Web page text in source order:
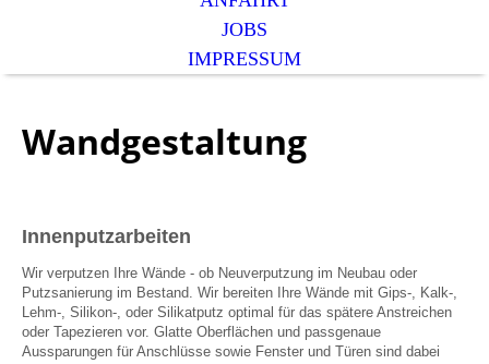
JOBS
IMPRESSUM
Wandgestaltung
Innenputzarbeiten
Wir verputzen Ihre Wände - ob Neuverputzung im Neubau oder
Putzsanierung im Bestand. Wir bereiten Ihre Wände mit Gips-, Kalk-,
Lehm-, Silikon-, oder Silikatputz optimal für das spätere Anstreichen
oder Tapezieren vor. Glatte Oberflächen und passgenaue
Aussparungen für Anschlüsse sowie Fenster und Türen sind dabei